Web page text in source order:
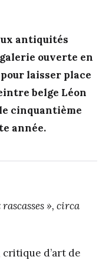
antiquités
ouverte en
laisser place
belge Léon
cinquantième
année.
», circa
critique d’art de